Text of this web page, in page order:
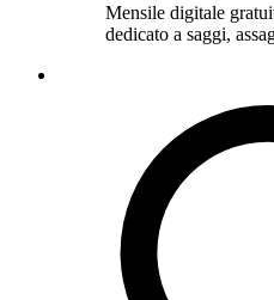
Mensile digitale
dedicato a saggi,